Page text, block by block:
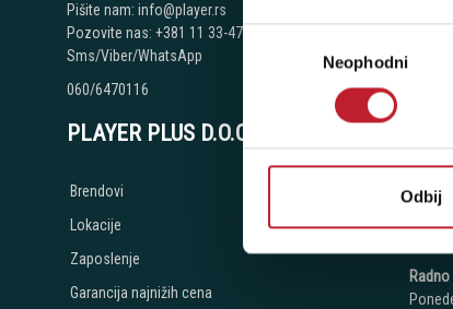
сагласностиNeophodni
Odbij
Pišite nam: info@player.rs
Pozovite nas: +381 11 33-47-615
Sms/Viber/WhatsApp
060/6470116
+381
PLAYER PLUS D.O.O.
Brendovi
Lokacije
Zaposlenje
Garancija najnižih cena